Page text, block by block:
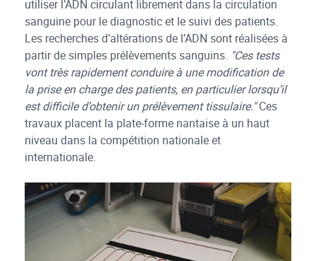
utiliser l’ADN circulant librement dans la circulation
sanguine pour le diagnostic et le suivi des patients.
Les recherches d’altérations de l’ADN sont réalisées à
partir de simples prélèvements sanguins. "Ces tests
vont très rapidement conduire à une modification de
la prise en charge des patients, en particulier lorsqu’il
est difficile d’obtenir un prélèvement tissulaire."Ces
travaux placent la plate-forme nantaise à un haut
niveau dans la compétition nationale et
internationale.